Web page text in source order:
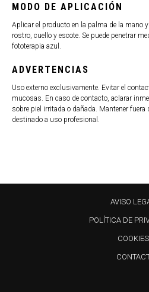
MODO DE APLICACIÓN
Aplicar el producto en la palma de la mano
rostro, cuello y escote. Se puede penetrar
fototerapia azul.
ADVERTENCIAS
Uso externo exclusivamente. Evitar el
mucosas . En caso de contacto, aclarar
sobre piel irritada o dañada. Mantener fuera
destinado a uso profesional.
AVISO
POLÍTICA DE
COOKIES